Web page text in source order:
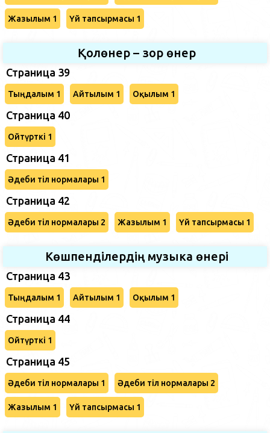
Жазылым 1 Үй тапсырмасы 1
Қолөнер – зор өнер
Страница 39
Тыңдалым 1 Айтылым 1 Оқылым 1
Страница 40
Ойтүрткі 1
Страница 41
Әдеби тіл нормалары 1
Страница 42
Әдеби тіл нормалары 2 Жазылым 1 Үй тапсырмасы 1
Көшпенділердің музыка өнері
Страница 43
Тыңдалым 1 Айтылым 1 Оқылым 1
Страница 44
Ойтүрткі 1
Страница 45
Әдеби тіл нормалары 1 Әдеби тіл нормалары 2
Жазылым 1 Үй тапсырмасы 1